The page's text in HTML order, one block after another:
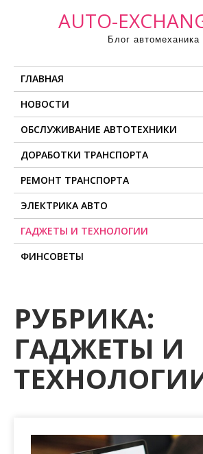
AUTO-
Блог автомеханика
ГЛАВНАЯ
НОВОСТИ
ОБСЛУЖИВАНИЕ АВТОТЕХНИКИ
ДОРАБОТКИ ТРАНСПОРТА
РЕМОНТ ТРАНСПОРТА
ЭЛЕКТРИКА АВТО
ГАДЖЕТЫ И ТЕХНОЛОГИИ
ФИНСОВЕТЫ
РУБРИКА:
ГАДЖЕТЫ И